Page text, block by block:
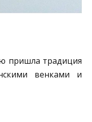
пришла традиция
венками и